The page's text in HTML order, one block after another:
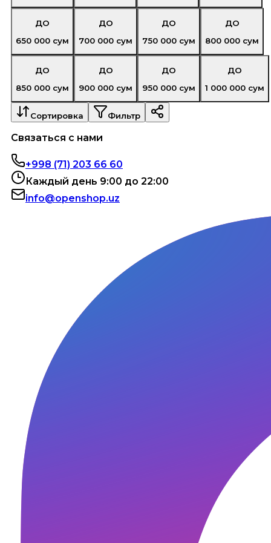
ДО
650 000 сум
ДО
700 000 сум
ДО
750 000 сум
ДО
800 000 сум
ДО
850 000 сум
ДО
900 000 сум
ДО
950 000 сум
ДО
1 000 000 сум
Сортировка Фильтр
Связаться с нами
+998 (71) 203 66 60
Каждый день 9:00 до 22:00
info@openshop.uz